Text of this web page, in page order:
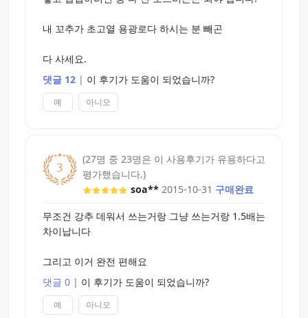
Tip
1. 아이폰 유저는 아이폰 충전기에다가 하세요. 실험
2. 오나홀에 윤활제 넣고 워머 넣으면 오나홀 녹는거
방지 됩니다 [15분정도 넣어봤는데 오나홀 녹지는
않고 엄청 뜨거워 졌습니다]
그냥 쓰는거랑 느낌 달라요!
P.S 아 시발 내 오나홀!!!
내 꼬추가 초고열 용광로다 하시는 분 빼곤
다 사세요.
댓글 12 | 이 후기가 도움이 되었습니까?
예 아니오
(27명 중 23명은 이 사용후기가 유용하다고
평가했습니다.)
soa** 2015-10-31 구매완료
무조건 강추 데워서 쓰는거랑 그냥 쓰는거랑 1.5배는
차이납니다
그리고 이거 완전 편해요
댓글 0 | 이 후기가 도움이 되었습니까?
예 아니오